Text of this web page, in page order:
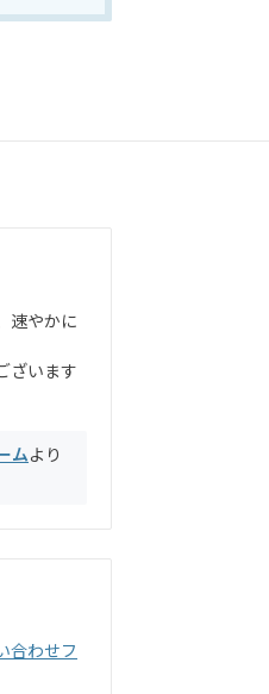
速やかに
ざいます
ムより
合わせフ